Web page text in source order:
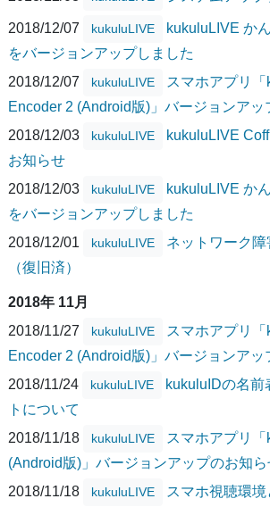
2018/12/07 kukuluLIVE
kukuluLIVE か
をバージョンアップしました
2018/12/07
kukuluLIVE
スマホアプリ
Encoder 2 (Android版)」バージョンアッ
2018/12/03
kukuluLIVE
kukuluLIVE
お知らせ
2018/12/03
kukuluLIVE
kukuluLIVE か
をバージョンアップしました
2018/12/01
kukuluLIVE
ネットワーク
（復旧済）
2018年 11月
2018/11/27
kukuluLIVE
スマホアプリ
Encoder 2 (Android版)」バージョンアッ
2018/11/24
kukuluLIVE
kukuluIDの名前
トについて
2018/11/18
kukuluLIVE
スマホアプリ
(Android版)」バージョンアップのお知ら
2018/11/18
kukuluLIVE
スマホ視聴環